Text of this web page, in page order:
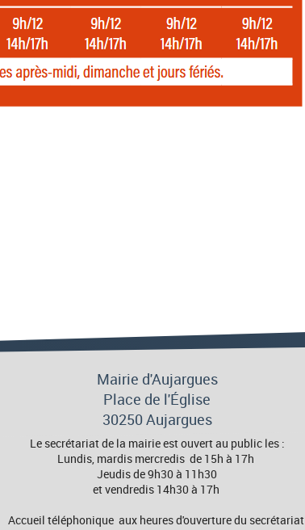
Mairie d'Aujargues
Place de l'Église
30250 Aujargues
Le secrétariat de la mairie est ouvert au public les :
Lundis, mardis mercredis de 15h à 17h
Jeudis de 9h30 à 11h30
et vendredis 14h30 à 17h
Accueil téléphonique aux heures d'ouverture du secrétariat